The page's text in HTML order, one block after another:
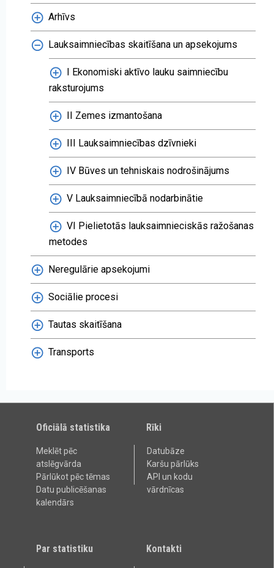
Arhīvs
Lauksaimniecības skaitīšana un apsekojums
I Ekonomiski aktīvo lauku saimniecību
raksturojums
II Zemes izmantošana
III Lauksaimniecības dzīvnieki
IV Būves un tehniskais nodrošinājums
V Lauksaimniecībā nodarbinātie
VI Pielietotās lauksaimnieciskās ražošanas
metodes
Neregulārie apsekojumi
Sociālie procesi
Tautas skaitīšana
Transports
Oficiālā statistika
Meklēt pēc
atslēgvārda
Pārlūkot pēc tēmas
Datu publicēšanas
kalendārs
Rīki
Datubāze
Karšu pārlūks
API un kodu
vārdnīcas
Par statistiku Kontakti